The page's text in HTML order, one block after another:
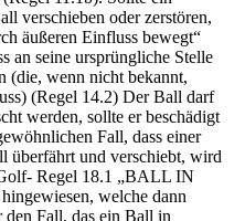
verschieben oder zerstören,
äußeren Einfluss bewegt“
an seine ursprüngliche Stelle
(die, wenn nicht bekannt,
(Regel 14.2) Der Ball darf
werden, sollte er beschädigt
Fall, dass einer
überfährt und verschiebt, wird
Regel 18.1 „BALL IN
welche dann
den Fall, das ein Ball in